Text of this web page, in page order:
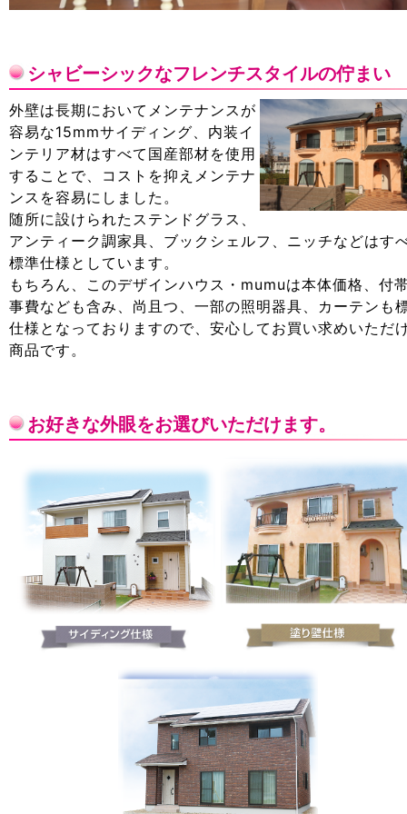
シャビーシックなフレンチスタイルの佇まい
外壁は長期においてメンテナンスが
容易な15mmサイディング、内装イ
ンテリア材はすべて国産部材を使用
することで、コストを抑えメンテナ
ンスを容易にしました。
随所に設けられたステンドグラス、
アンティーク調家具、ブックシェルフ、ニッチなどはす
標準仕様としています。
もちろん、このデザインハウス・mumuは本体価格、付
事費なども含み、尚且つ、一部の照明器具、カーテンも
仕様となっておりますので、安心してお買い求めいただ
商品です。
お好きな外眼をお選びいただけます。